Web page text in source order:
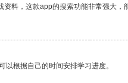
料，这款app的搜索功能非常强大，
根据自己的时间安排学习进度。